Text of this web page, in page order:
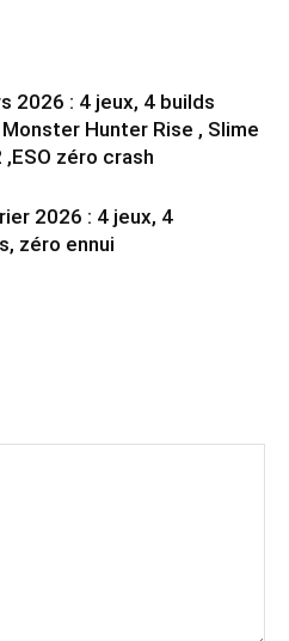
2026 : 4 jeux, 4 builds
Hunter Rise , Slime
,ESO zéro crash
2026 : 4 jeux, 4
zéro ennui